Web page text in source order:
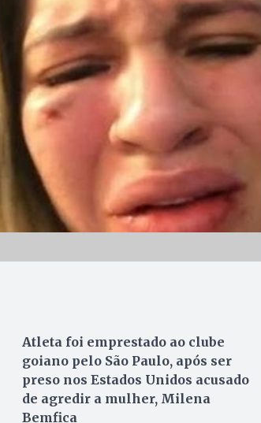
Atleta foi emprestado ao clube
goiano pelo São Paulo, após ser
preso nos Estados Unidos acusado
de agredir a mulher, Milena
Bemfica